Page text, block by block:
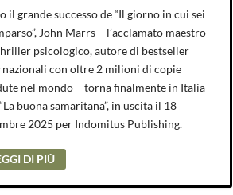
il grande successo de “Il giorno in cui sei
John Marrs – l’acclamato maestro
psicologico, autore di bestseller
con oltre 2 milioni di copie
nel mondo – torna finalmente in Italia
buona samaritana”, in uscita il 18
2025 per Indomitus Publishing.
DI PIÙ